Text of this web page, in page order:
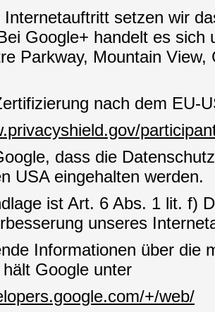
Internetauftritt setzen wir
Google+ handelt es
Parkway, Mountain View,
nach dem EU-
dass die
USA eingehalten werden.
ist Art. 6 Abs. 1 lit. f)
unseres
Informationen über die
Google unter
+/web/